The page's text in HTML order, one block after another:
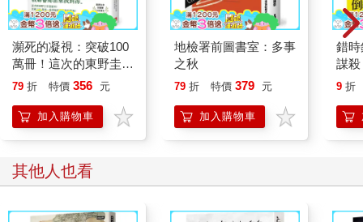
關上，她用手擋住。「好了，爸。從電梯出來吧。」 我感覺自己
又哽咽了。我怕自己開口會破音，並像個大嬰兒一樣哇哇大哭。
所以我只是放開手，將禮物交給她。看到滅火器，她一臉困惑，
但她非常喜歡花。 「太美了。」她說。「我們把花放到花瓶
裡。」 我從來不曾直接搭電梯進入公寓，所以花了點時間搞清楚
落。客廳外牆全是玻璃窗，面對著城市的天際線。內牆掛滿黑白
肖像照，一張張不同年紀的男女都回望著你。
片其實都是畫作，專業表現出黑、白、銀、灰的層次。「他賣了
一些，但這些是他最喜歡的，所以我們把畫掛起。你覺得怎麼
樣？」 說老實話，我覺得有點毛骨悚然。每一張臉都面無表情望
瀕死的凝視：突破100
萬冊！這次的東野圭吾
很惡劣！瘋到極致的情
79 折 特價 356 元
加入購物車
地檢署前圖書室：多事
之秋
79 折 特價 379 元
加入購物車
錯
謀
嗎？
9 折
其他人也看